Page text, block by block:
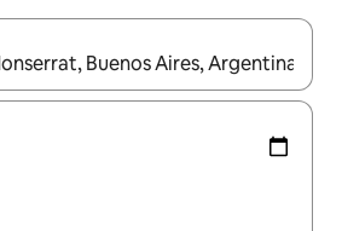
estiverem disponíveis, explore-os